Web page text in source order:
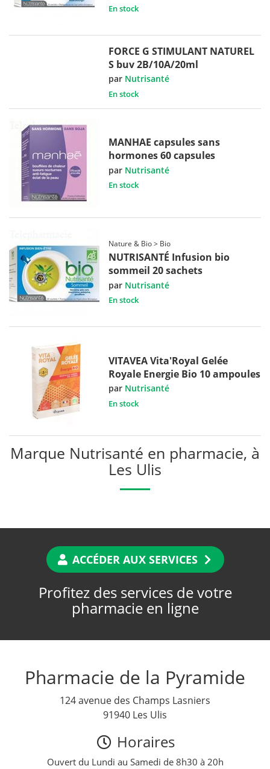
En stock
FORCE G STIMULANT NATUREL
S buv 2B/10A/20ml
par Nutrisanté
En stock
MANHAE capsules sans
hormones 60 capsules
par Nutrisanté
En stock
Nature & Bio > Bio
NUTRISANTÉ Infusion bio
sommeil 20 sachets
par Nutrisanté
En stock
VITAVEA Vita'Royal Gelée
Royale Energie Bio 10 ampoules
par Nutrisanté
En stock
Marque Nutrisanté en pharmacie, à
Les Ulis
ACCÉDER AUX SERVICES
Profitez des services de votre
pharmacie en ligne
Pharmacie de la Pyramide
124 avenue des Champs Lasniers
91940 Les Ulis
Horaires
Ouvert du Lundi au Samedi de 8h30 à 20h